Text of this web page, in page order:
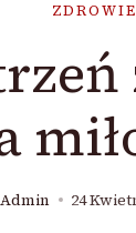
ZDROWIE
Admin 24